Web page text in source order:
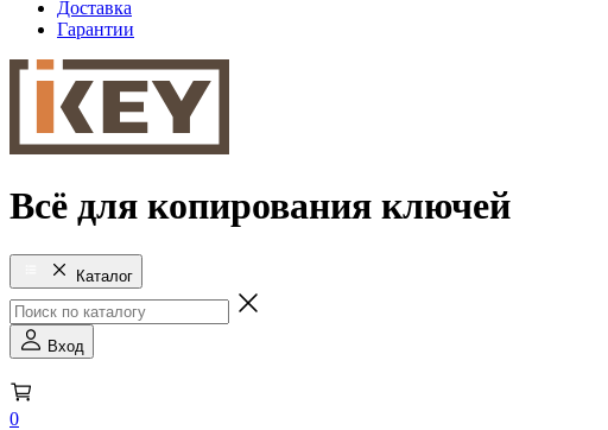
Доставка
Гарантии
Всё для копирования ключей
Каталог
Вход
0